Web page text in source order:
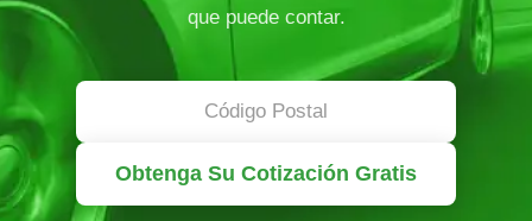
que puede contar.
Obtenga Su Cotización Gratis